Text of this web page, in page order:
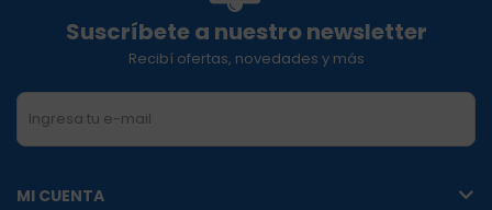
Suscríbete a nuestro newsletter
Recibí ofertas, novedades y más
MI CUENTA